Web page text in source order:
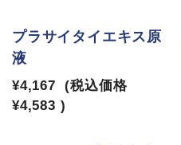
プラサイタイエキス原
液
¥4,167
(税込価格
¥4,583 )